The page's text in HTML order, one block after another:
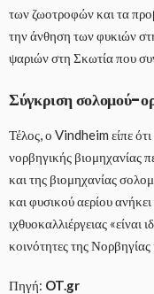
των ζωοτροφών και τα
την άνθηση των φυκιών
ψαριών στη Σκωτία που
Σύγκριση σολομού-
Τέλος, ο Vindheim είπε
νορβηγικής βιομηχανίας
και της βιομηχανίας
και φυσικού αερίου
ιχθυοκαλλιέργειας «είναι
κοινότητες της
Πηγή: OT.gr